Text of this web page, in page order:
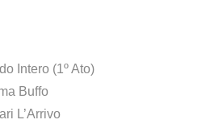
Intero (1º Ato)
Buffo
L’Arrivo